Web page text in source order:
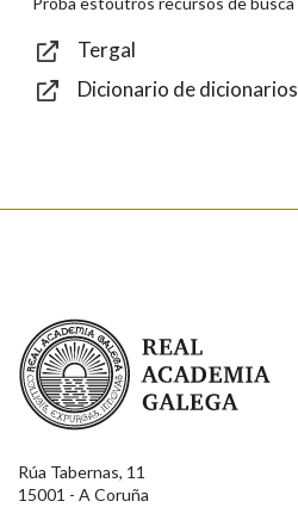
Tergal
Dicionario de dicionarios
Real Academia Galega
Rúa Tabernas, 11
15001 - A Coruña